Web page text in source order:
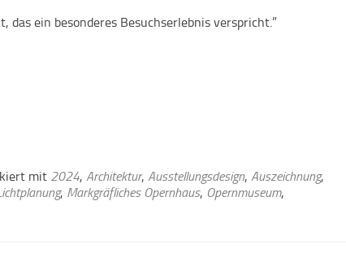
das ein besonderes Besuchserlebnis verspricht.”
mit 2024, Architektur, Ausstellungsdesign, Auszeichnung,
, Markgräfliches Opernhaus, Opernmuseum,